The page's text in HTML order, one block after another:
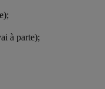
à parte);